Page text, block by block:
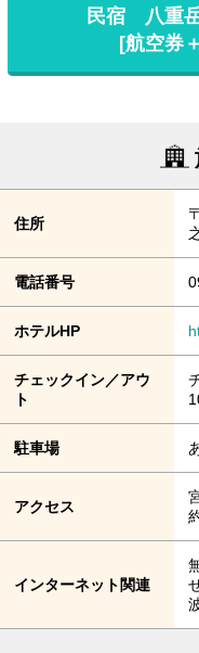
民宿 八重
[航空券
住所
電話番号
ホテルHP
チェックイン／アウ
ト
駐車場
アクセス
インターネット関連